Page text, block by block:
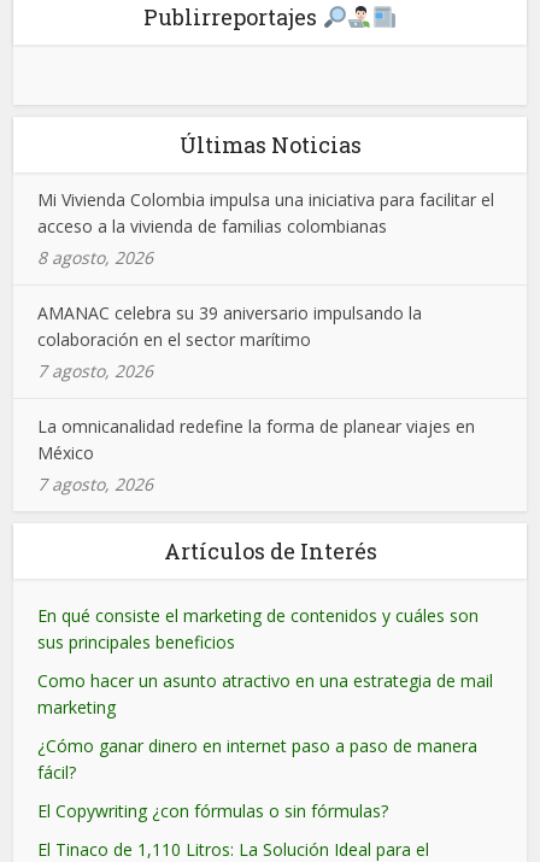
Publirreportajes
Últimas Noticias
Mi Vivienda Colombia impulsa una iniciativa para facilitar el
acceso a la vivienda de familias colombianas
8 agosto, 2026
AMANAC celebra su 39 aniversario impulsando la
colaboración en el sector marítimo
7 agosto, 2026
La omnicanalidad redefine la forma de planear viajes en
México
7 agosto, 2026
Artículos de Interés
En qué consiste el marketing de contenidos y cuáles son
sus principales beneficios
Como hacer un asunto atractivo en una estrategia de mail
marketing
¿Cómo ganar dinero en internet paso a paso de manera
fácil?
El Copywriting ¿con fórmulas o sin fórmulas?
El Tinaco de 1,110 Litros: La Solución Ideal para el